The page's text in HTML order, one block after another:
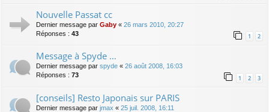
Nouvelle Passat cc
Dernier message par Gaby « 26 mars 2010, 20:27
Réponses : 43 1 2
Message à Spyde …
Dernier message par spyde « 26 août 2008, 16:03
Réponses : 73 1 2 3
[conseils] Resto Japonais sur PARIS
Dernier message par jmax « 25 juil. 2008, 16:11